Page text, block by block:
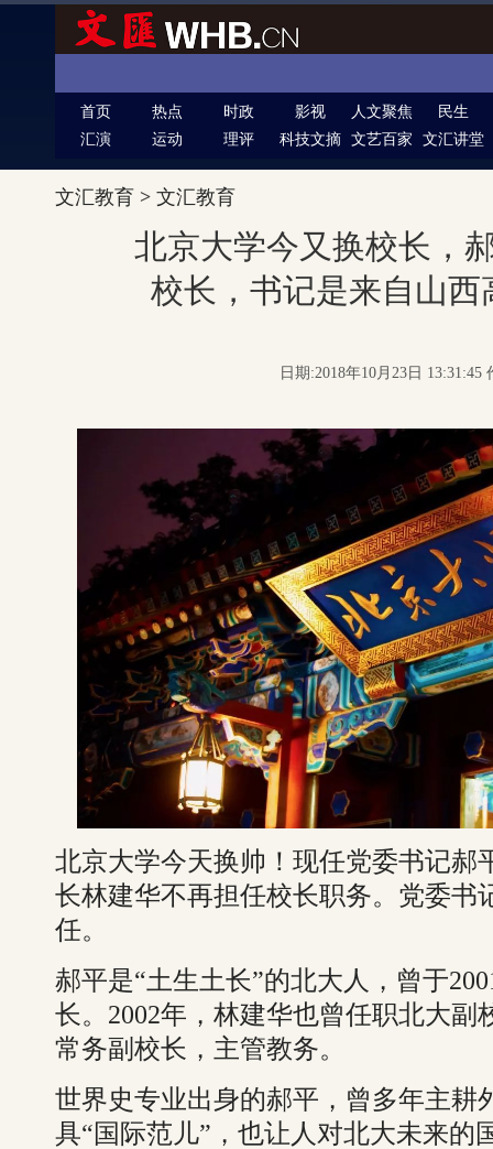
首页 热点 时政 影视 人文聚焦
民生
汇演
运动 理评 科技文摘 文艺百家 文汇讲堂
文汇教育 > 文汇教育
北京大学今又换校长，
校长，书记是来自山
日期:2018年10月23日 13:31:45
北京大学今天换帅！现任党委书记郝
长林建华不再担任校长职务。党委书
任。
郝平是“土生土长”的北大人，曾于
长。2002年，林建华也曾任职北大副
常务副校长，主管教务。
世界史专业出身的郝平，曾多年主耕
具“国际范儿”，也让人对北大未来的